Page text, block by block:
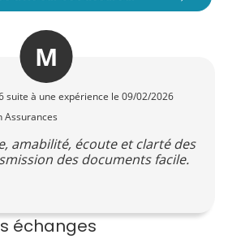
M
suite à une expérience le 09/02/2026
Assurances
amabilité, écoute et clarté des
des documents facile.
échanges